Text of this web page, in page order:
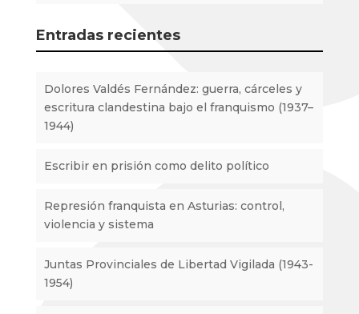
Entradas recientes
Dolores Valdés Fernández: guerra, cárceles y
escritura clandestina bajo el franquismo (1937–
1944)
Escribir en prisión como delito político
Represión franquista en Asturias: control,
violencia y sistema
Juntas Provinciales de Libertad Vigilada (1943-
1954)